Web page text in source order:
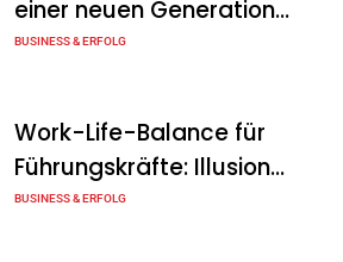
nichts verändert – und
stattdessen
schafft
Tanja Schiller 7. August 2026
jede Minute zählt: Wie
Kurier-Spezialist
einer neuen Generation
von Unternehmern
BUSINESS & ERFOLG
Work-Life-Balance für
Führungskräfte: Illusion
oder echte Chance?
BUSINESS & ERFOLG